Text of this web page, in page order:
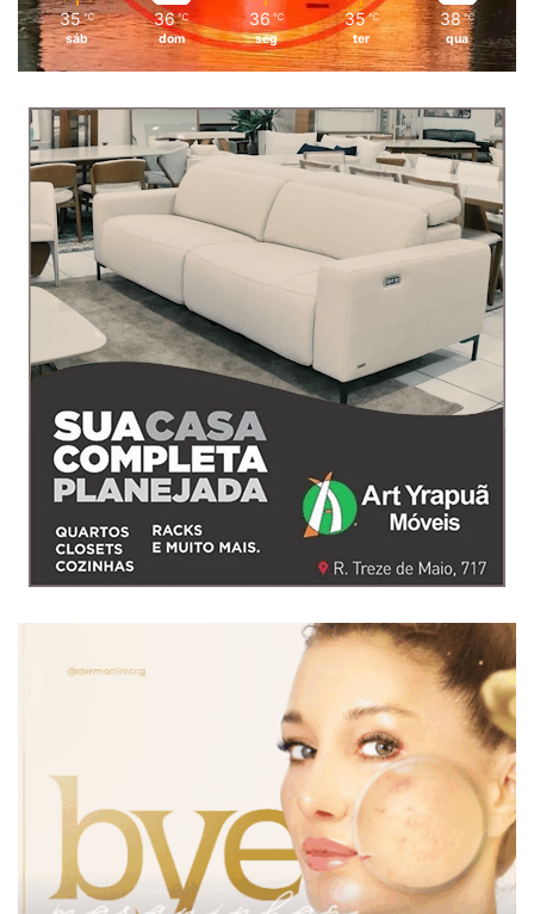
35 ℃
sáb
36 ℃
dom
36 ℃
seg
35 ℃
ter
38 ℃
qua